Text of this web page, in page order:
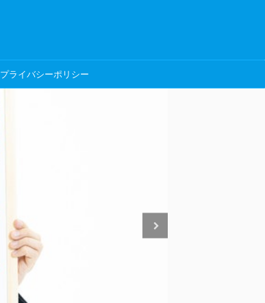
プライバシーポリシー